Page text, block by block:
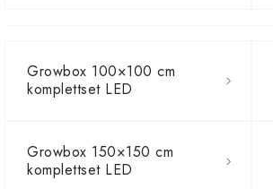
Growbox 100×100 cm
komplettset LED
Growbox 150×150 cm
komplettset LED